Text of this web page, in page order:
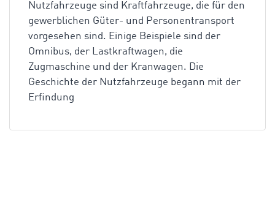
Nutzfahrzeuge sind Kraftfahrzeuge, die für den
gewerblichen Güter- und Personentransport
vorgesehen sind. Einige Beispiele sind der
Omnibus, der Lastkraftwagen, die
Zugmaschine und der Kranwagen. Die
Geschichte der Nutzfahrzeuge begann mit der
Erfindung